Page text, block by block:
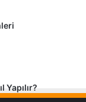
Yapılır?